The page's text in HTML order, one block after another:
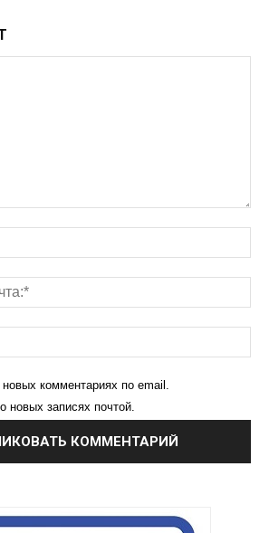
комментариях по email.
новых записях почтой.